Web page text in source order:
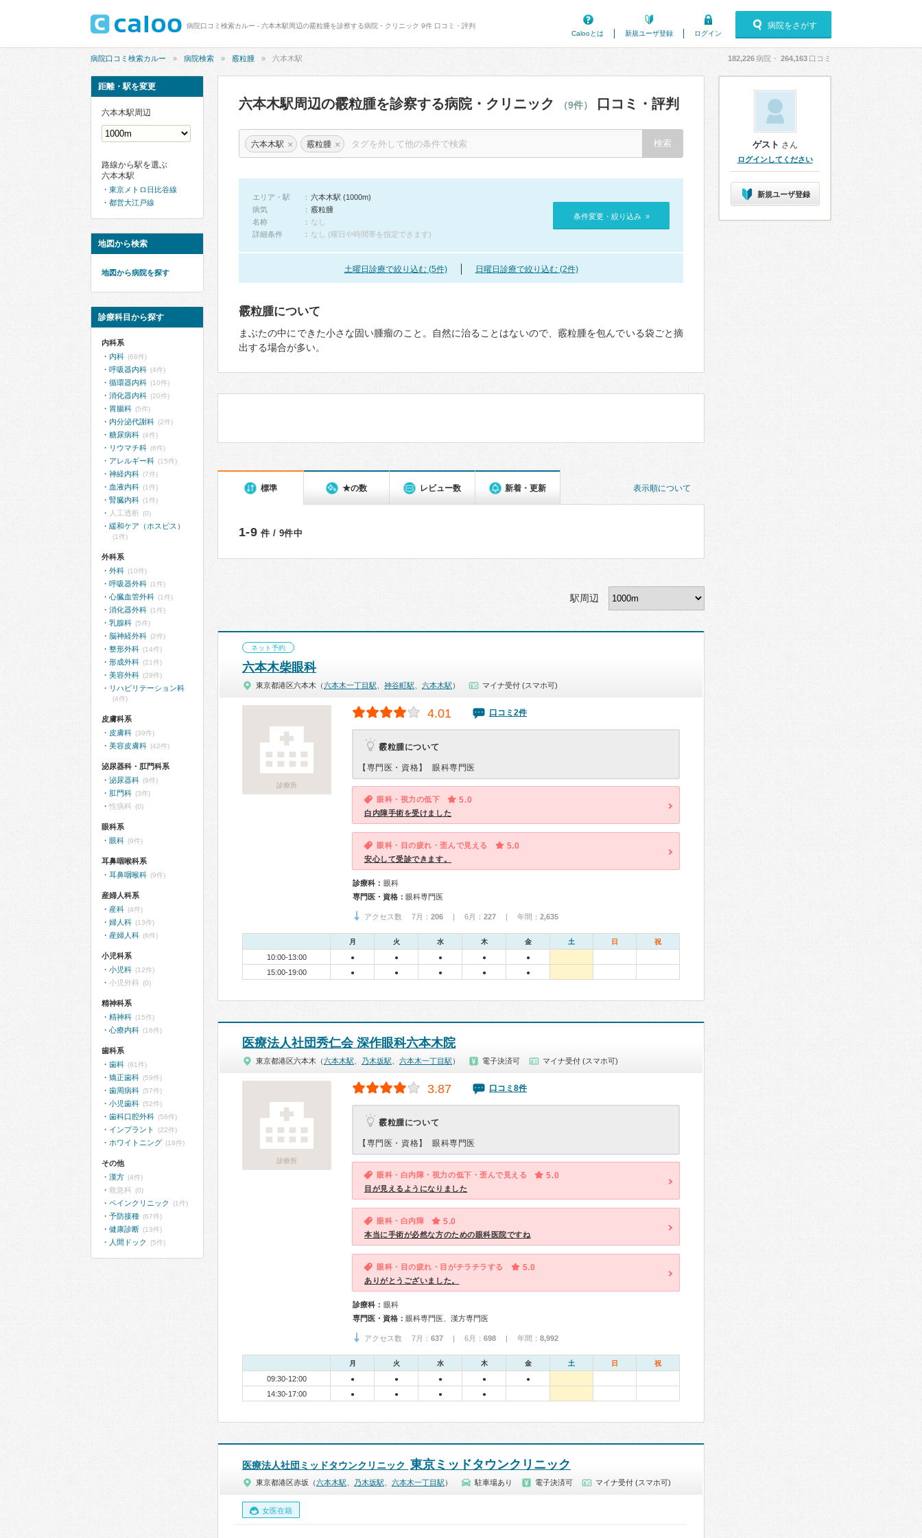
病院口コミ検索カルー - 六本木駅周辺の霰粒腫を診察する病院・クリニック 9件 口コミ・評判
Calooとは
新規ユーザ登録 ログイン
病院をさがす
病院口コミ検索カルー 病院検索 霰粒腫 六本木駅 182,226病院・ 264,163 口コミ
六本木駅周辺の霰粒腫を診察する病院・クリニック （9件） 口コミ・評判
六本木駅 × 霰粒腫 ×
エリア・駅
六本木駅 (1000m)
病気
霰粒腫
名称
なし
詳細条件
なし (曜日や時間帯を指定できます)
条件変更・絞り込み »
土曜日診療で絞り込む (5件) 日曜日診療で絞り込む (2件)
霰粒腫について
まぶたの中にできた小さな固い腫瘤のこと。自然に治ることはないので、霰粒腫を包んでいる袋ごと摘
出する場合が多い。
表示順について
標準 ★の数 レビュー数 新着・更新
1-9 件 / 9件中
駅周辺
ネット予約
六本木柴眼科
東京都港区六本木（六本木一丁目駅 神谷町駅 六本木駅 ） マイナ受付 (スマホ可)
診療所
4.01 口コミ2件
霰粒腫について
【専門医・資格】 眼科専門医
眼科・視力の低下 5.0
白内障手術を受けました
眼科・目の疲れ・歪んで見える 5.0
安心して受診できます。
診療科： 眼科
専門医・資格： 眼科専門医
アクセス数 7月： 206 | 6月： 227 | 年間： 2,635
月 火 水 木 金 土 日 祝
10:00-13:00 ● ● ● ● ●
15:00-19:00 ● ● ● ● ●
医療法人社団秀仁会 深作眼科六本木院
東京都港区六本木（六本木駅 乃木坂駅 六本木一丁目駅 ） 電子決済可 マイナ受付 (スマホ可)
診療所
3.87 口コミ8件
霰粒腫について
【専門医・資格】 眼科専門医
眼科・白内障・視力の低下・歪んで見える 5.0
目が見えるようになりました
眼科・白内障 5.0
本当に手術が必然な方のための眼科医院ですね
眼科・目の疲れ・目がチラチラする 5.0
ありがとうございました。
診療科： 眼科
専門医・資格： 眼科専門医、漢方専門医
アクセス数 7月： 637 | 6月： 698 | 年間： 8,992
月 火 水 木 金 土 日 祝
09:30-12:00 ● ● ● ● ●
14:30-17:00 ● ● ● ●
医療法人社団ミッドタウンクリニック 東京ミッドタウンクリニック
東京都港区赤坂（六本木駅 乃木坂駅 六本木一丁目駅 ） 駐車場あり 電子決済可 マイナ受付 (スマホ可)
女医在籍
距離・駅を変更
六本木駅周辺
路線から駅を選ぶ
六本木駅
東京メトロ日比谷線
都営大江戸線
地図から検索
地図から病院を探す
診療科目から探す
内科系
内科 (66件)
呼吸器内科 (4件)
循環器内科 (10件)
消化器内科 (20件)
胃腸科 (5件)
内分泌代謝科 (2件)
糖尿病科 (4件)
リウマチ科 (6件)
アレルギー科 (15件)
神経内科 (7件)
血液内科 (1件)
腎臓内科 (1件)
人工透析 (0)
緩和ケア（ホスピス）
(1件)
外科系
外科 (10件)
呼吸器外科 (1件)
心臓血管外科 (1件)
消化器外科 (1件)
乳腺科 (5件)
脳神経外科 (2件)
整形外科 (14件)
形成外科 (21件)
美容外科 (29件)
リハビリテーション科
(4件)
皮膚科系
皮膚科 (39件)
美容皮膚科 (42件)
泌尿器科・肛門科系
泌尿器科 (9件)
肛門科 (3件)
性病科 (0)
眼科系
眼科 (9件)
耳鼻咽喉科系
耳鼻咽喉科 (9件)
産婦人科系
産科 (4件)
婦人科 (13件)
産婦人科 (6件)
小児科系
小児科 (12件)
小児外科 (0)
精神科系
精神科 (15件)
心療内科 (16件)
歯科系
歯科 (91件)
矯正歯科 (59件)
歯周病科 (57件)
小児歯科 (52件)
歯科口腔外科 (56件)
インプラント (22件)
ホワイトニング (18件)
その他
漢方 (4件)
救急科 (0)
ペインクリニック (1件)
予防接種 (67件)
健康診断 (13件)
人間ドック (5件)
ゲスト さん
ログインしてください
新規ユーザ登録